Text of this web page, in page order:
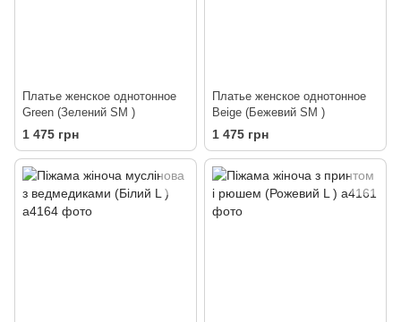
Платье женское однотонное
Green (Зелений SM )
1 475 грн
Платье женское однотонное
Beige (Бежевий SM )
1 475 грн